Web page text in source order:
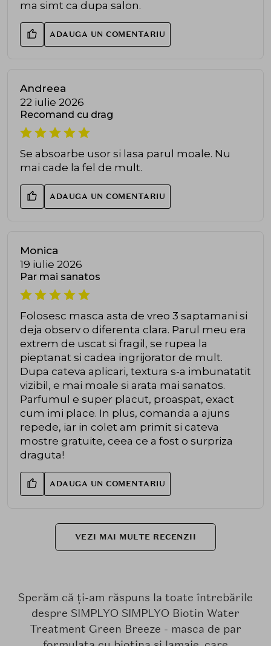
ma simt ca dupa salon.
ADAUGA UN COMENTARIU
Andreea
22 iulie 2026
Recomand cu drag
Se absoarbe usor si lasa parul moale. Nu
mai cade la fel de mult.
ADAUGA UN COMENTARIU
Monica
19 iulie 2026
Par mai sanatos
Folosesc masca asta de vreo 3 saptamani si
deja observ o diferenta clara. Parul meu era
extrem de uscat si fragil, se rupea la
pieptanat si cadea ingrijorator de mult.
Dupa cateva aplicari, textura s-a imbunatatit
vizibil, e mai moale si arata mai sanatos.
Parfumul e super placut, proaspat, exact
cum imi place. In plus, comanda a ajuns
repede, iar in colet am primit si cateva
mostre gratuite, ceea ce a fost o surpriza
draguta!
ADAUGA UN COMENTARIU
VEZI MAI MULTE RECENZII
Sperăm că ți-am răspuns la toate întrebările
despre SIMPLYO SIMPLYO Biotin Water
Treatment Green Breeze - masca de par